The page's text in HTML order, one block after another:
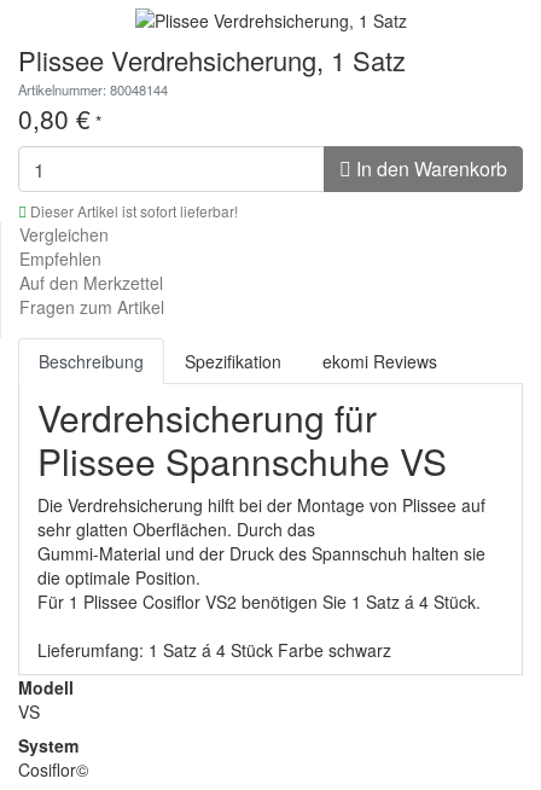
Plissee Verdrehsicherung, 1 Satz
Artikelnummer: 80048144
0,80 € *
In den Warenkorb
Dieser Artikel ist sofort lieferbar!
Vergleichen
Empfehlen
Auf den Merkzettel
Fragen zum Artikel
Beschreibung Spezifikation ekomi Reviews
Verdrehsicherung für
Plissee Spannschuhe VS
Die Verdrehsicherung hilft bei der Montage von Plissee auf
sehr glatten Oberflächen. Durch das
Gummi-Material und der Druck des Spannschuh halten sie
die optimale Position.
Für 1 Plissee Cosiflor VS2 benötigen Sie 1 Satz á 4 Stück.
Lieferumfang: 1 Satz á 4 Stück Farbe schwarz
Modell
VS
System
Cosiflor©